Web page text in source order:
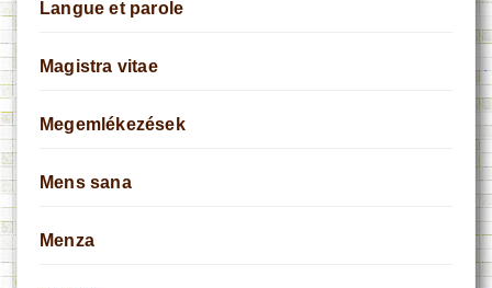
Langue et parole
Magistra vitae
Megemlékezések
Mens sana
Menza